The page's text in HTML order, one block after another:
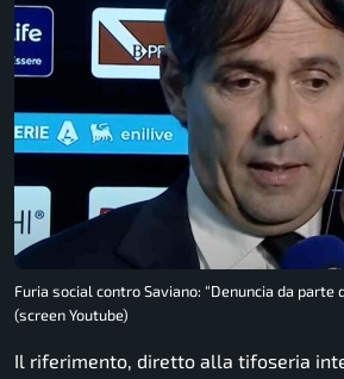
Furia social contro Saviano: “Denuncia da parte
(screen Youtube)
Il riferimento, diretto alla tifoseria